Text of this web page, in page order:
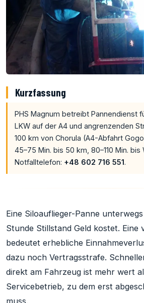
Kurzfassung
PHS Magnum betreibt Pannendienst
LKW auf der A4 und angrenzenden
100 km von Chorula (A4-Abfahrt
45–75 Min. bis 50 km, 80–110 Min. bis
Notfalltelefon: +48 602 716 551.
Eine Siloauflieger-Panne
Stunde Stillstand Geld kostet. Eine
bedeutet erhebliche
dazu noch Vertragsstrafe.
direkt am Fahrzeug ist mehr wert
Servicebetrieb, zu dem erst